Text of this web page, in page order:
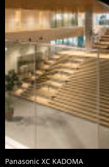
Panasonic XC KADOMA